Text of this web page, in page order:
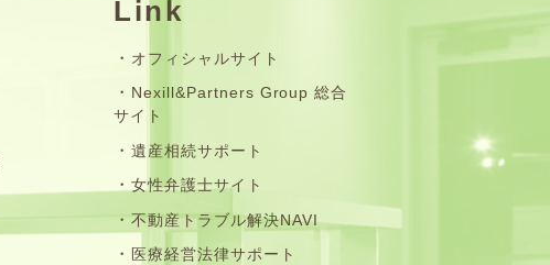
Link
オフィシャルサイト
Nexill&Partners Group 総合
サイト
遺産相続サポート
女性弁護士サイト
不動産トラブル解決NAVI
医療経営法律サポート